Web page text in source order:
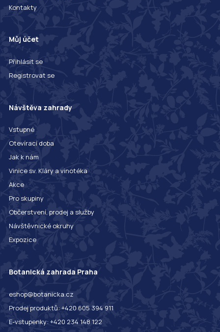
Kontakty
Můj účet
Přihlásit se
Registrovat se
Návštěva zahrady
Vstupné
Otevírací doba
Jak k nám
Vinice sv. Kláry a vinotéka
Akce
Pro skupiny
Občerstvení, prodej a služby
Návštěvnické okruhy
Expozice
Botanická zahrada Praha
eshop@botanicka.cz
Prodej produktů: +420 605 394 911
E-vstupenky: +420 234 148 122